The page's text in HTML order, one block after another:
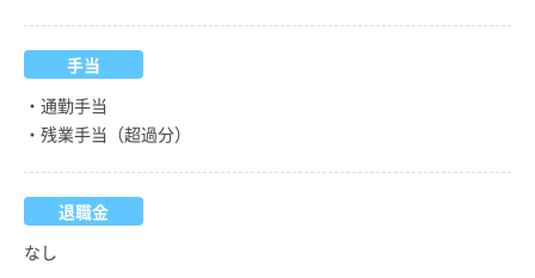
手当
・通勤手当
・残業手当（超過分）
退職金
なし